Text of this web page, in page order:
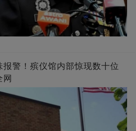
警！殡仪馆内部惊现数十位